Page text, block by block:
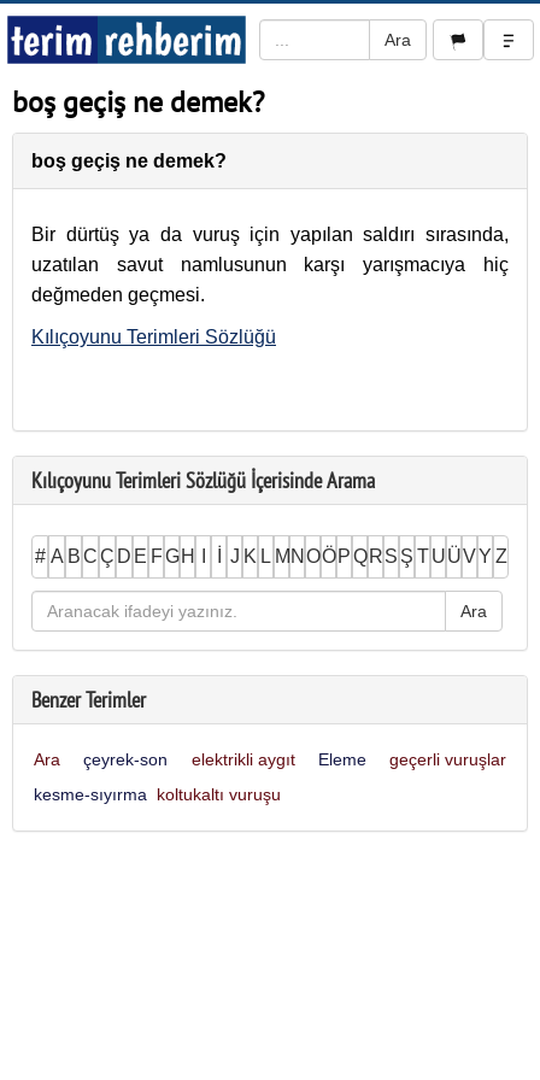
boş geçiş ne demek?
boş geçiş ne demek?
Bir dürtüş ya da vuruş için yapılan saldırı sırasında,
uzatılan savut namlusunun karşı yarışmacıya hiç
değmeden geçmesi.
Kılıçoyunu Terimleri Sözlüğü
Kılıçoyunu Terimleri Sözlüğü İçerisinde Arama
# A BCÇ D E FGH J K L M N OÖPQRS Ş T UÜVY Z
Benzer Terimler
Ara çeyrek-son elektrikli aygıt Eleme
geçerli vuruşlar
kesme-sıyırma
koltukaltı vuruşu